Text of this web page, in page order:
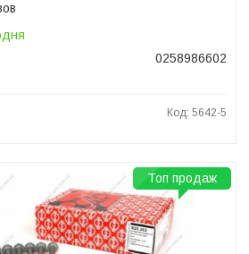
0258986602
Код: 5642-5
Топ продаж